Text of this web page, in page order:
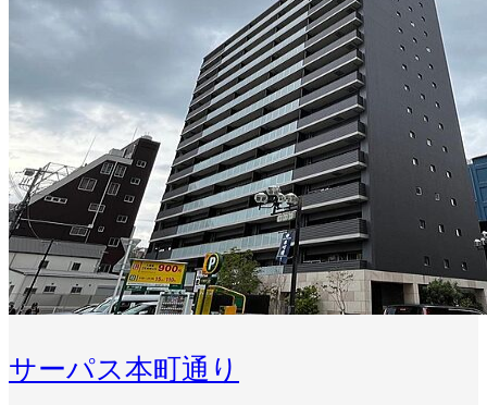
サーパス本町通り